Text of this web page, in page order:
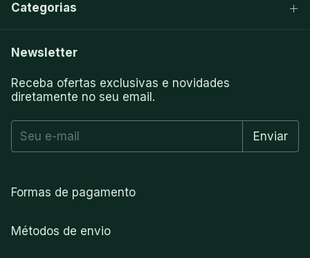
Categorias
Newsletter
Receba ofertas exclusivas e novidades
diretamente no seu email.
Formas de pagamento
Métodos de envio